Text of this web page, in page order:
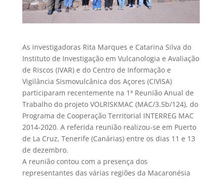
​As investigadoras Rita Marques e Catarina Silva do
Instituto de Investigação em Vulcanologia e Avaliação
de Riscos (IVAR) e do Centro de Informação e
Vigilância Sismovulcânica dos Açores (CIVISA)
participaram recentemente na 1ª Reunião Anual de
Trabalho do projeto VOLRISKMAC (MAC/3.5b/124), do
Programa de Cooperação Territorial INTERREG MAC
2014-2020. A referida reunião realizou-se em Puerto
de La Cruz, Tenerife (Canárias) entre os dias 11 e 13
de dezembro.
A reunião contou com a presença dos
representantes das várias regiões da Macaronésia